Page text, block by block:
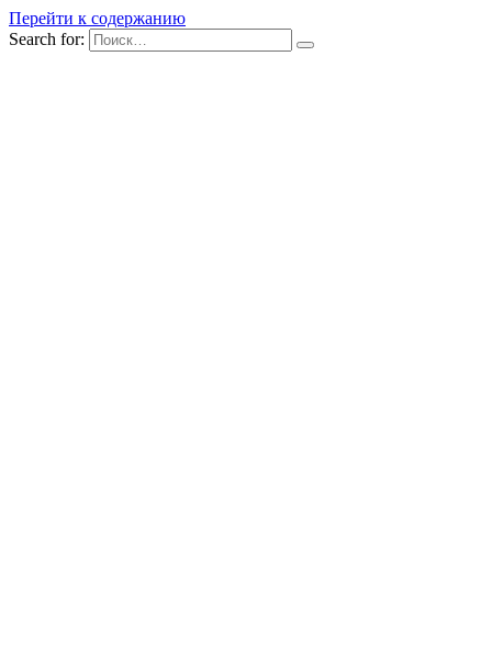
Перейти к содержанию
Search for: